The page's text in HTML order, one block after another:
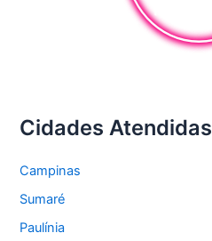
Cidades Atendidas
Campinas
Sumaré
Paulínia